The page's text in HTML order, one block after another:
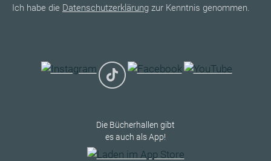
Ich habe die Datenschutzerklärung zur Kenntnis genommen.
Die Bücherhallen gibt
es auch als App!